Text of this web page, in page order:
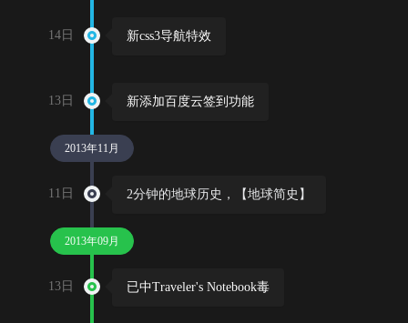
14日 新css3导航特效
13日 新添加百度云签到功能
2013年11月
11日 2分钟的地球历史，【地球简史】
2013年09月
13日 已中Traveler's Notebook毒